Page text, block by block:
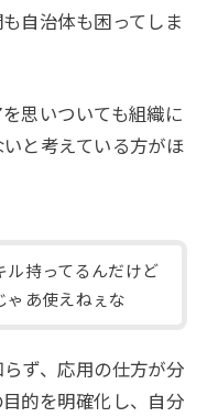
自治体も困ってしま
思いついても組織に
と考えている方がほ
ル持ってるんだけど
あ使えねぇな
ず、応用の仕方が分
的を明確化し、自分